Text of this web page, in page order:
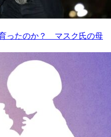
ったのか？ マスク氏の母